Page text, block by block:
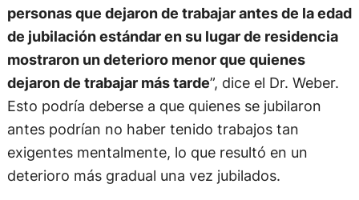
personas que dejaron de trabajar antes de la edad
de jubilación estándar en su lugar de residencia
mostraron un deterioro menor que quienes
dejaron de trabajar más tarde”, dice el Dr. Weber.
Esto podría deberse a que quienes se jubilaron
antes podrían no haber tenido trabajos tan
exigentes mentalmente, lo que resultó en un
deterioro más gradual una vez jubilados.